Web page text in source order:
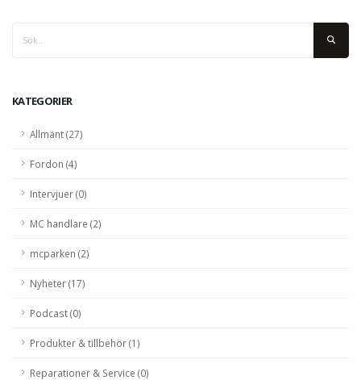
KATEGORIER
Allmänt (27)
Fordon (4)
Intervjuer (0)
MC handlare (2)
mcparken (2)
Nyheter (17)
Podcast (0)
Produkter & tillbehör (1)
Reparationer & Service (0)